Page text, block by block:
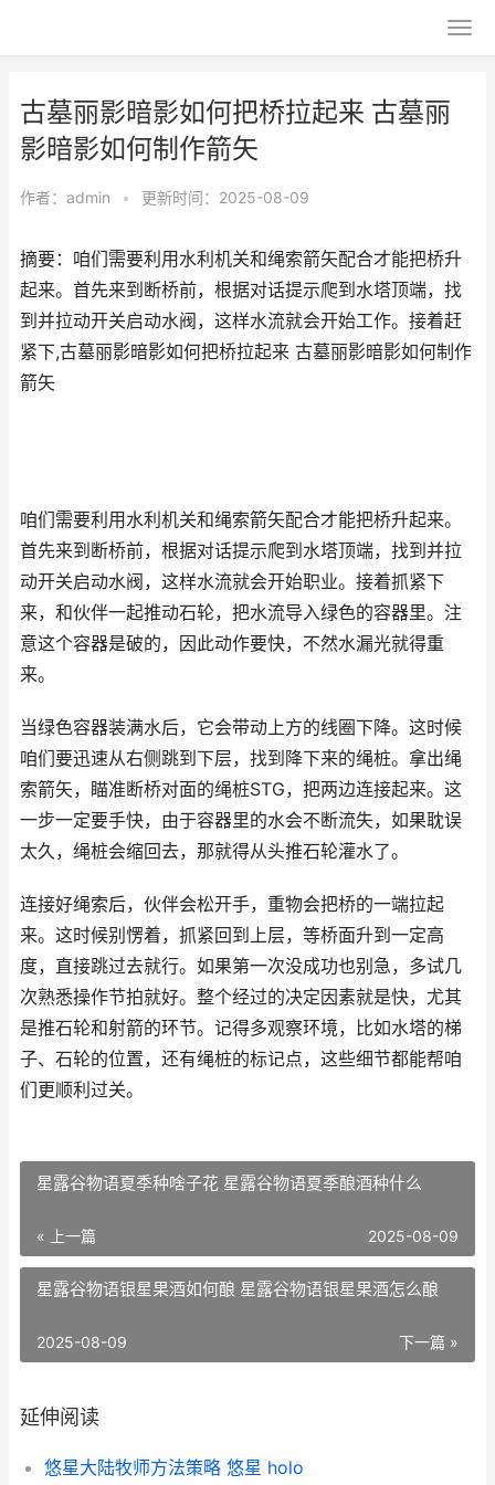
古墓丽影暗影如何把桥拉起来 古墓丽
影暗影如何制作箭矢
作者： admin • 更新时间：2025-08-09
摘要：咱们需要利用水利机关和绳索箭矢配合才能把桥升
起来。首先来到断桥前，根据对话提示爬到水塔顶端，找
到并拉动开关启动水阀，这样水流就会开始工作。接着赶
紧下,古墓丽影暗影如何把桥拉起来 古墓丽影暗影如何制作
箭矢
咱们需要利用水利机关和绳索箭矢配合才能把桥升起来。
首先来到断桥前，根据对话提示爬到水塔顶端，找到并拉
动开关启动水阀，这样水流就会开始职业。接着抓紧下
来，和伙伴一起推动石轮，把水流导入绿色的容器里。注
意这个容器是破的，因此动作要快，不然水漏光就得重
来。
当绿色容器装满水后，它会带动上方的线圈下降。这时候
咱们要迅速从右侧跳到下层，找到降下来的绳桩。拿出绳
索箭矢，瞄准断桥对面的绳桩STG，把两边连接起来。这
一步一定要手快，由于容器里的水会不断流失，如果耽误
太久，绳桩会缩回去，那就得从头推石轮灌水了。
连接好绳索后，伙伴会松开手，重物会把桥的一端拉起
来。这时候别愣着，抓紧回到上层，等桥面升到一定高
度，直接跳过去就行。如果第一次没成功也别急，多试几
次熟悉操作节拍就好。整个经过的决定因素就是快，尤其
是推石轮和射箭的环节。记得多观察环境，比如水塔的梯
子、石轮的位置，还有绳桩的标记点，这些细节都能帮咱
们更顺利过关。
星露谷物语夏季种啥子花 星露谷物语夏季酿酒种什么
« 上一篇 2025-08-09
星露谷物语银星果酒如何酿 星露谷物语银星果酒怎么酿
下一篇 »
2025-08-09
延伸阅读
悠星大陆牧师方法策略 悠星 holo